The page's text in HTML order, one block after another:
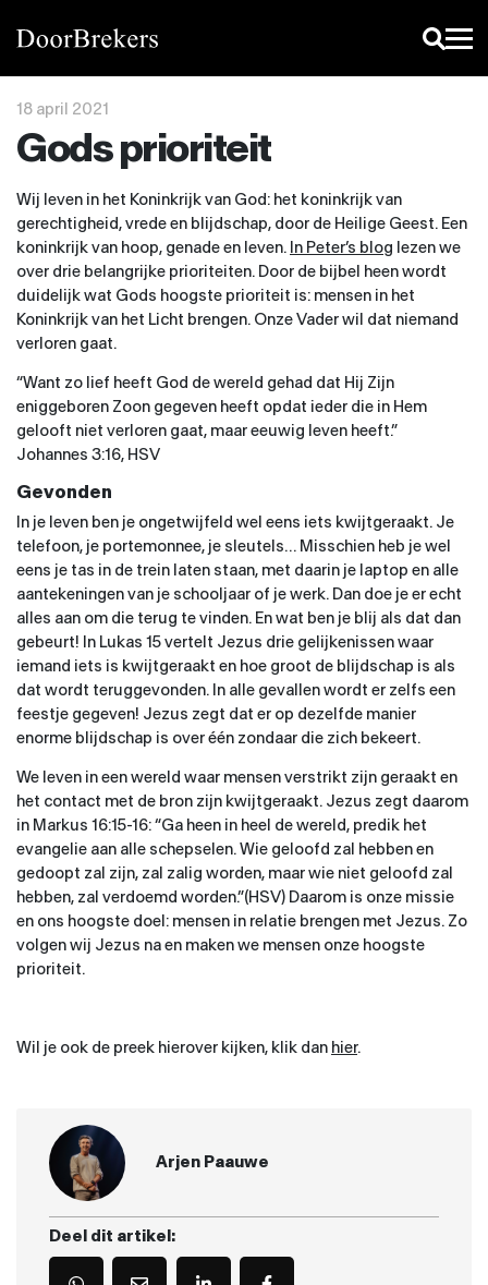
18 april 2021
Gods prioriteit
Wij leven in het Koninkrijk van God: het koninkrijk van
gerechtigheid, vrede en blijdschap, door de Heilige Geest. Een
koninkrijk van hoop, genade en leven. In Peter’s blog lezen we
over drie belangrijke prioriteiten. Door de bijbel heen wordt
duidelijk wat Gods hoogste prioriteit is: mensen in het
Koninkrijk van het Licht brengen. Onze Vader wil dat niemand
verloren gaat.
“Want zo lief heeft God de wereld gehad dat Hij Zijn
eniggeboren Zoon gegeven heeft opdat ieder die in Hem
gelooft niet verloren gaat, maar eeuwig leven heeft.”
Johannes 3:16, HSV
Gevonden
In je leven ben je ongetwijfeld wel eens iets kwijtgeraakt. Je
telefoon, je portemonnee, je sleutels… Misschien heb je wel
eens je tas in de trein laten staan, met daarin je laptop en alle
aantekeningen van je schooljaar of je werk. Dan doe je er echt
alles aan om die terug te vinden. En wat ben je blij als dat dan
gebeurt! In Lukas 15 vertelt Jezus drie gelijkenissen waar
iemand iets is kwijtgeraakt en hoe groot de blijdschap is als
dat wordt teruggevonden. In alle gevallen wordt er zelfs een
feestje gegeven! Jezus zegt dat er op dezelfde manier
enorme blijdschap is over één zondaar die zich bekeert.
We leven in een wereld waar mensen verstrikt zijn geraakt en
het contact met de bron zijn kwijtgeraakt. Jezus zegt daarom
in Markus 16:15-16: “Ga heen in heel de wereld, predik het
evangelie aan alle schepselen. Wie geloofd zal hebben en
gedoopt zal zijn, zal zalig worden, maar wie niet geloofd zal
hebben, zal verdoemd worden.”(HSV) Daarom is onze missie
en ons hoogste doel: mensen in relatie brengen met Jezus. Zo
volgen wij Jezus na en maken we mensen onze hoogste
prioriteit.
Wil je ook de preek hierover kijken, klik dan hier.
Arjen Paauwe
Deel dit artikel: